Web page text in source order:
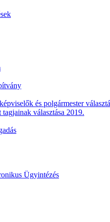
és polgármester
választása 2019.
Ügyintézés